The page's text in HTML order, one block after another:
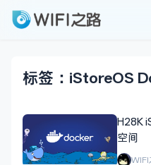
标签：iStoreOS
H28K
空间
WIFI